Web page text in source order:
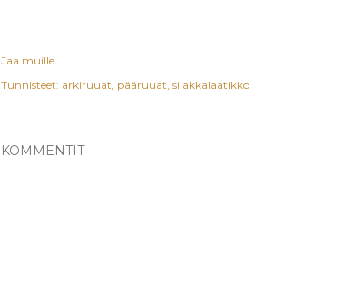
Jaa muille
Tunnisteet: arkiruuat pääruuat silakkalaatikko
KOMMENTIT